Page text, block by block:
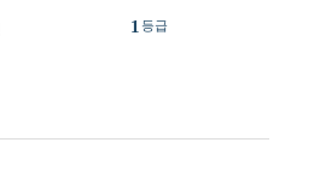
1 등급